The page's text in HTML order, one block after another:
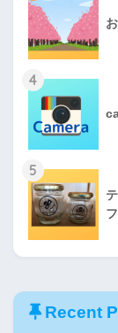
4
5
Recent